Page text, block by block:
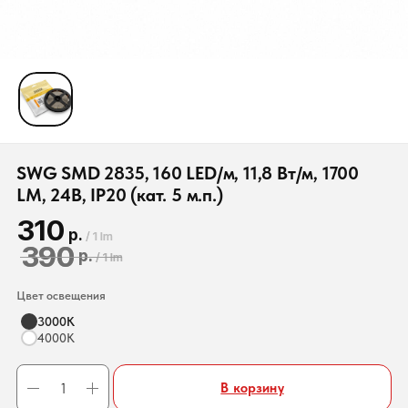
SWG SMD 2835, 160 LED/м, 11,8 Вт/м, 1700
LM, 24В, IP20 (кат. 5 м.п.)
310 р. /1 lm
390 р./1 lm
Цвет освещения
3000К
4000К
В корзину